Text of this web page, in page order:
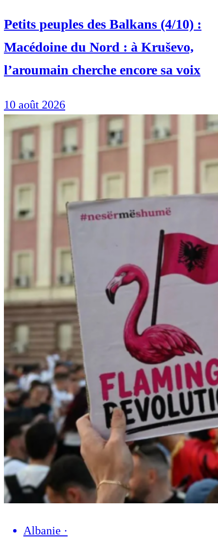
Petits peuples des Balkans (4/10) :
Macédoine du Nord : à Kruševo,
l’aroumain cherche encore sa voix
10 août 2026
Albanie ·